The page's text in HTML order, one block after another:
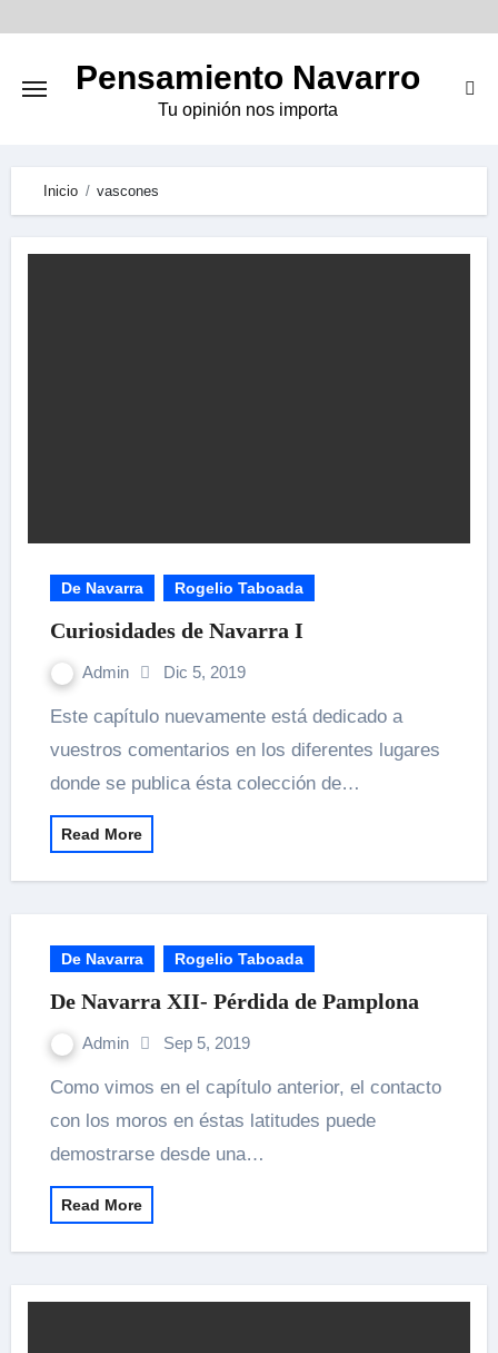
Pensamiento Navarro
Tu opinión nos importa
Inicio vascones
De Navarra Rogelio Taboada
Curiosidades de Navarra I
Admin Dic 5, 2019
Este capítulo nuevamente está dedicado a
vuestros comentarios en los diferentes lugares
donde se publica ésta colección de…
Read More
De Navarra Rogelio Taboada
De Navarra XII- Pérdida de Pamplona
Admin Sep 5, 2019
Como vimos en el capítulo anterior, el contacto
con los moros en éstas latitudes puede
demostrarse desde una…
Read More